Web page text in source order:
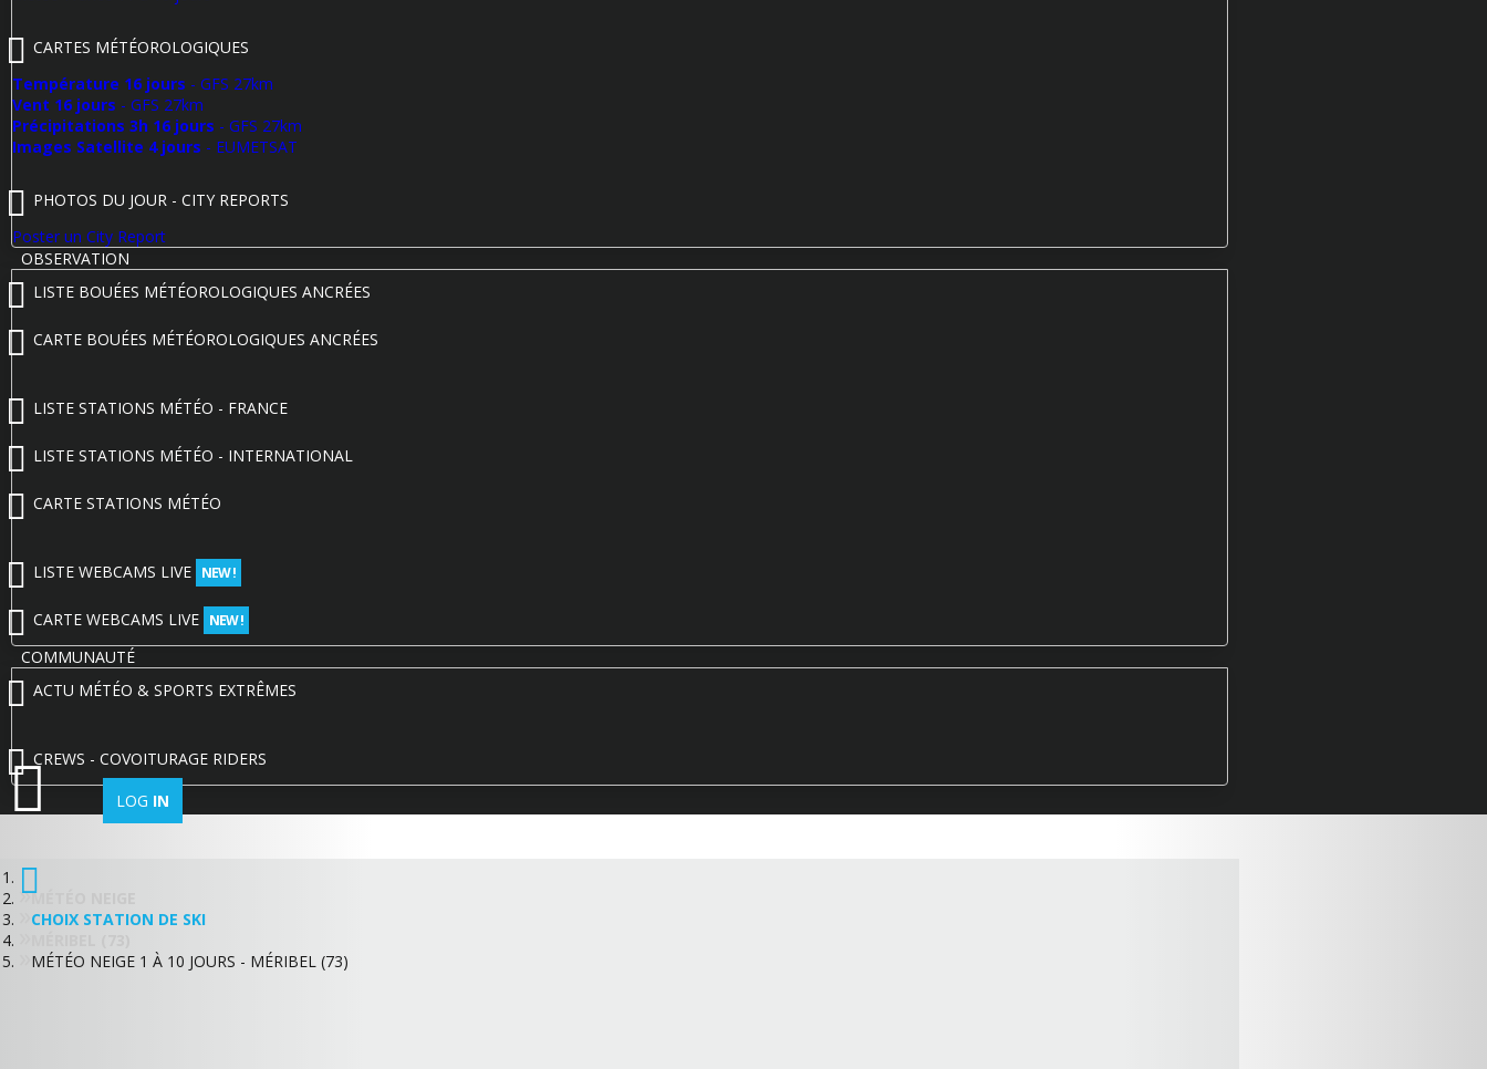
CARTES MÉTÉOROLOGIQUES
Température 16 jours - GFS 27km
Vent 16 jours - GFS 27km
Précipitations 3h 16 jours - GFS 27km
Images Satellite 4 jours - EUMETSAT
PHOTOS DU JOUR - CITY REPORTS
Poster un City Report
OBSERVATION
LISTE BOUÉES MÉTÉOROLOGIQUES ANCRÉES
CARTE BOUÉES MÉTÉOROLOGIQUES ANCRÉES
LISTE STATIONS MÉTÉO - FRANCE
LISTE STATIONS MÉTÉO - INTERNATIONAL
CARTE STATIONS MÉTÉO
LISTE WEBCAMS LIVE NEW !
CARTE WEBCAMS LIVE NEW !
COMMUNAUTÉ
ACTU MÉTÉO & SPORTS EXTRÊMES
CREWS - COVOITURAGE RIDERS
LOG IN
MÉTÉO NEIGE
CHOIX STATION DE SKI
MÉTÉO NEIGE 1 À 10 JOURS - MÉRIBEL (73)